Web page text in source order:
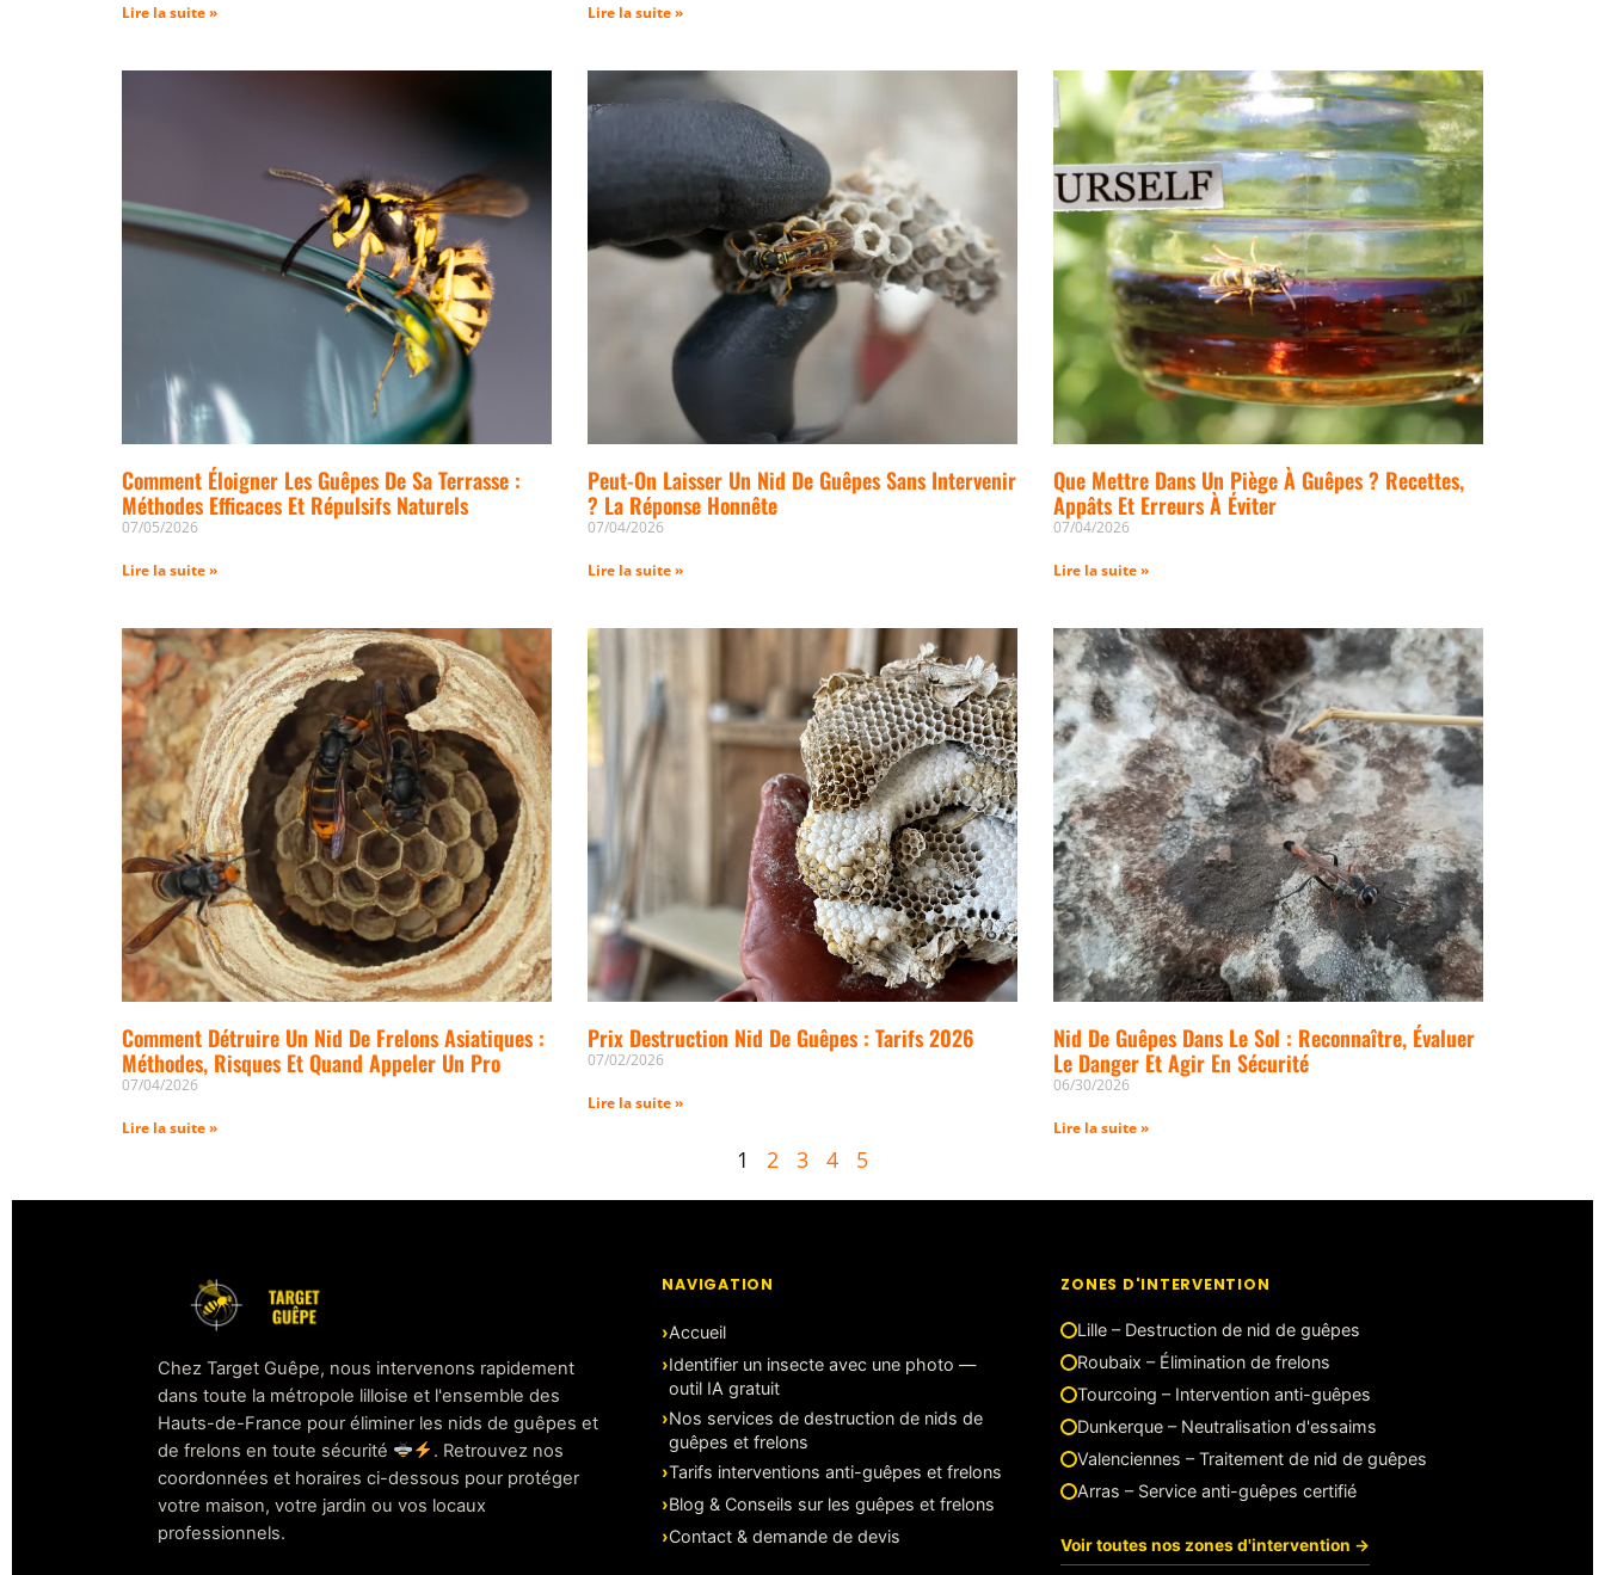
Lire la suite » Lire la suite »
Comment Éloigner Les Guêpes De Sa Terrasse :
Méthodes Efficaces Et Répulsifs Naturels
07/05/2026
Lire la suite »
Peut-On Laisser Un Nid De Guêpes Sans Intervenir
? La Réponse Honnête
07/04/2026
Lire la suite »
Que Mettre Dans Un Piège À Guêpes ? Recettes,
Appâts Et Erreurs À Éviter
07/04/2026
Lire la suite »
Comment Détruire Un Nid De Frelons Asiatiques :
Méthodes, Risques Et Quand Appeler Un Pro
07/04/2026
Lire la suite »
Prix Destruction Nid De Guêpes : Tarifs 2026
07/02/2026
Lire la suite »
Nid De Guêpes Dans Le Sol : Reconnaître, Évaluer
Le Danger Et Agir En Sécurité
06/30/2026
Lire la suite »
1 2 3 4 5
Chez Target Guêpe, nous intervenons rapidement
dans toute la métropole lilloise et l'ensemble des
Hauts-de-France pour éliminer les nids de guêpes et
de frelons en toute sécurité
. Retrouvez nos
coordonnées et horaires ci-dessous pour protéger
votre maison, votre jardin ou vos locaux
professionnels.
NAVIGATION
Accueil
Identifier un insecte avec une photo —
outil IA gratuit
Nos services de destruction de nids de
guêpes et frelons
Tarifs interventions anti-guêpes et frelons
Blog & Conseils sur les guêpes et frelons
Contact & demande de devis
ZONES D'INTERVENTION
Lille – Destruction de nid de guêpes
Roubaix – Élimination de frelons
Tourcoing – Intervention anti-guêpes
Dunkerque – Neutralisation d'essaims
Valenciennes – Traitement de nid de guêpes
Arras – Service anti-guêpes certifié
Voir toutes nos zones d'intervention →